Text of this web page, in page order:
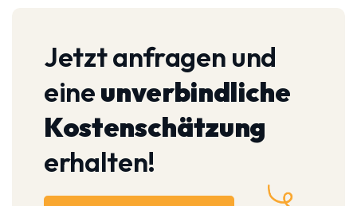
Jetzt anfragen und
eineunverbindliche
Kostenschätzung
erhalten!